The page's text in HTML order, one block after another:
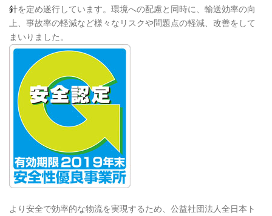
針を定め遂行しています。環境への配慮と同時に、輸送効率の向
上、事故率の軽減など様々なリスクや問題点の軽減、改善をして
まいりました。
より安全で効率的な物流を実現するため、公益社団法人全日本ト